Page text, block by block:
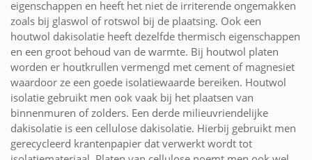
eigenschappen en heeft het niet de irriterende ongemakken
zoals bij glaswol of rotswol bij de plaatsing. Ook een
houtwol dakisolatie heeft dezelfde thermisch eigenschappen
en een groot behoud van de warmte. Bij houtwol platen
worden er houtkrullen vermengd met cement of magnesiet
waardoor ze een goede isolatiewaarde bereiken. Houtwol
isolatie gebruikt men ook vaak bij het plaatsen van
binnenmuren of zolders. Een derde milieuvriendelijke
dakisolatie is een cellulose dakisolatie. Hierbij gebruikt men
gerecycleerd krantenpapier dat verwerkt wordt tot